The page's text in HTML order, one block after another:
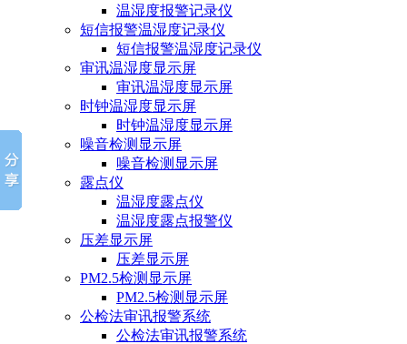
温湿度报警记录仪
短信报警温湿度记录仪
短信报警温湿度记录仪
审讯温湿度显示屏
审讯温湿度显示屏
时钟温湿度显示屏
时钟温湿度显示屏
噪音检测显示屏
噪音检测显示屏
露点仪
温湿度露点仪
温湿度露点报警仪
压差显示屏
压差显示屏
PM2.5检测显示屏
PM2.5检测显示屏
公检法审讯报警系统
公检法审讯报警系统